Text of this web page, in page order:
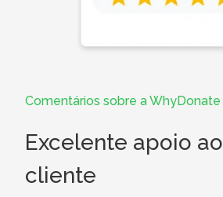
Comentários sobre a WhyDonate
Excelente apoio ao
cliente